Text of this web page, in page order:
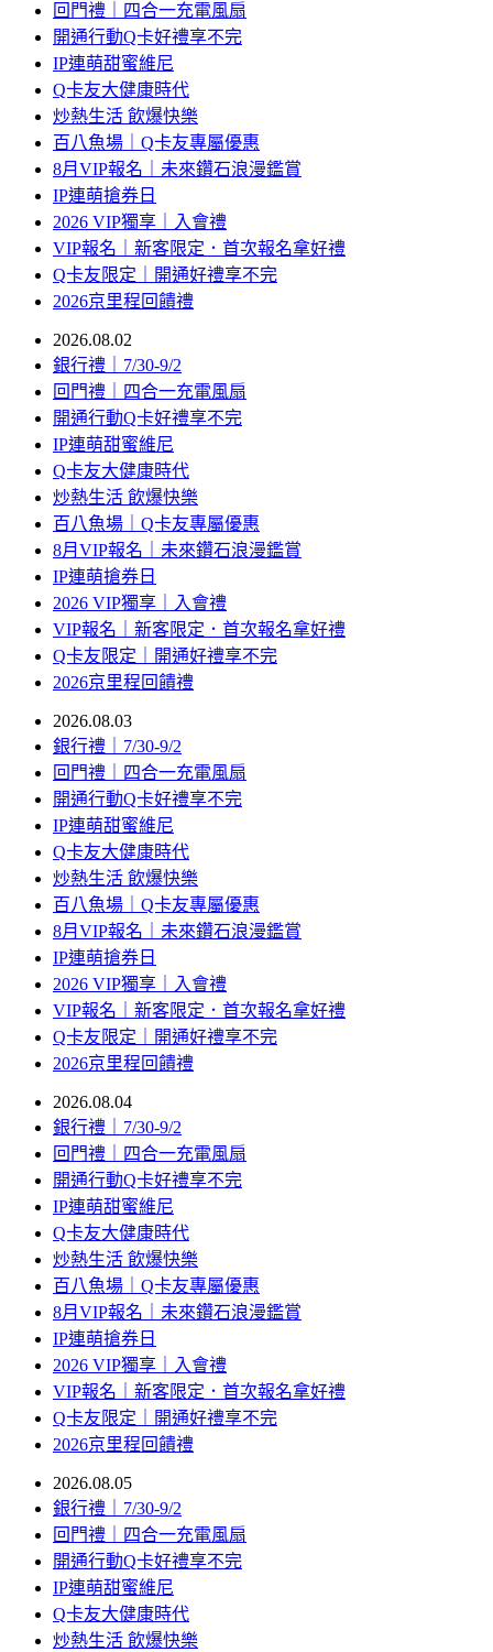
回門禮｜四合一充電風扇
開通行動Q卡好禮享不完
IP連萌甜蜜維尼
Q卡友大健康時代
炒熱生活 飲爆快樂
百八魚場｜Q卡友專屬優惠
8月VIP報名｜未來鑽石浪漫鑑賞
IP連萌搶券日
2026 VIP獨享｜入會禮
VIP報名｜新客限定．首次報名拿好禮
Q卡友限定｜開通好禮享不完
2026京里程回饋禮
2026.08.02
銀行禮｜7/30-9/2
回門禮｜四合一充電風扇
開通行動Q卡好禮享不完
IP連萌甜蜜維尼
Q卡友大健康時代
炒熱生活 飲爆快樂
百八魚場｜Q卡友專屬優惠
8月VIP報名｜未來鑽石浪漫鑑賞
IP連萌搶券日
2026 VIP獨享｜入會禮
VIP報名｜新客限定．首次報名拿好禮
Q卡友限定｜開通好禮享不完
2026京里程回饋禮
2026.08.03
銀行禮｜7/30-9/2
回門禮｜四合一充電風扇
開通行動Q卡好禮享不完
IP連萌甜蜜維尼
Q卡友大健康時代
炒熱生活 飲爆快樂
百八魚場｜Q卡友專屬優惠
8月VIP報名｜未來鑽石浪漫鑑賞
IP連萌搶券日
2026 VIP獨享｜入會禮
VIP報名｜新客限定．首次報名拿好禮
Q卡友限定｜開通好禮享不完
2026京里程回饋禮
2026.08.04
銀行禮｜7/30-9/2
回門禮｜四合一充電風扇
開通行動Q卡好禮享不完
IP連萌甜蜜維尼
Q卡友大健康時代
炒熱生活 飲爆快樂
百八魚場｜Q卡友專屬優惠
8月VIP報名｜未來鑽石浪漫鑑賞
IP連萌搶券日
2026 VIP獨享｜入會禮
VIP報名｜新客限定．首次報名拿好禮
Q卡友限定｜開通好禮享不完
2026京里程回饋禮
2026.08.05
銀行禮｜7/30-9/2
回門禮｜四合一充電風扇
開通行動Q卡好禮享不完
IP連萌甜蜜維尼
Q卡友大健康時代
炒熱生活 飲爆快樂